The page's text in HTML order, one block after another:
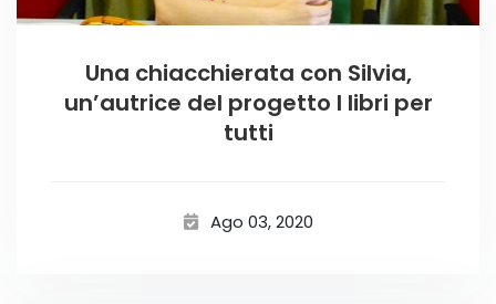
Una chiacchierata con Silvia,
un’autrice del progetto I libri per
tutti
Ago 03, 2020